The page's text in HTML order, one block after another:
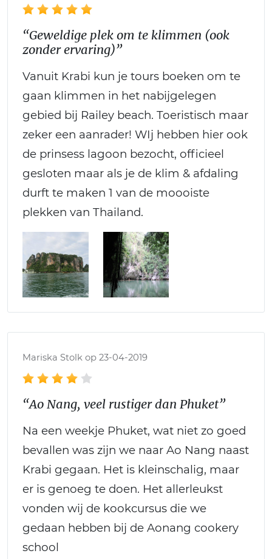
“Geweldige plek om te klimmen (ook
zonder ervaring)”
Vanuit Krabi kun je tours boeken om te
gaan klimmen in het nabijgelegen
gebied bij Railey beach. Toeristisch maar
zeker een aanrader! WIj hebben hier ook
de prinsess lagoon bezocht, officieel
gesloten maar als je de klim & afdaling
durft te maken 1 van de moooiste
plekken van Thailand.
Mariska Stolk op 23-04-2019
“Ao Nang, veel rustiger dan Phuket”
Na een weekje Phuket, wat niet zo goed
bevallen was zijn we naar Ao Nang naast
Krabi gegaan. Het is kleinschalig, maar
er is genoeg te doen. Het allerleukst
vonden wij de kookcursus die we
gedaan hebben bij de Aonang cookery
school